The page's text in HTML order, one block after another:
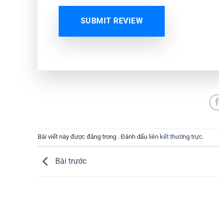
SUBMIT REVIEW
Bài viết này được đăng trong . Đánh dấu liên kết thường trực.
Bài trước